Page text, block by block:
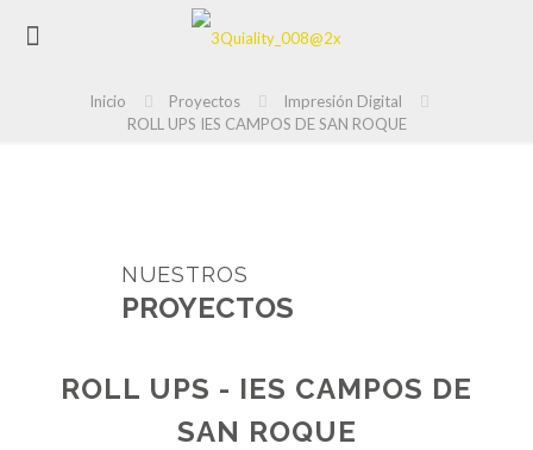
Inicio Proyectos
Impresión Digital
ROLL UPS IES CAMPOS DE SAN ROQUE
NUESTROS
PROYECTOS
ROLL UPS - IES CAMPOS DE
SAN ROQUE